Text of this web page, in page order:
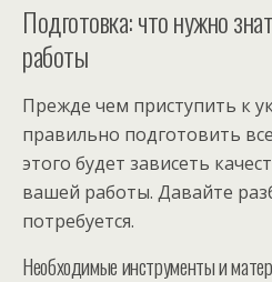
Подготовка: что нужно
работы
Прежде чем приступить к
правильно подготовить
этого будет зависеть
вашей работы. Давайте
потребуется.
Необходимые инструменты и